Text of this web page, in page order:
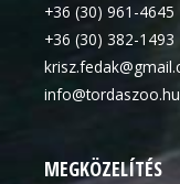
+36 (30) 961-4645
+36 (30) 382-1493
info@tordaszoo.hu
MEGKÖZELÍTÉS